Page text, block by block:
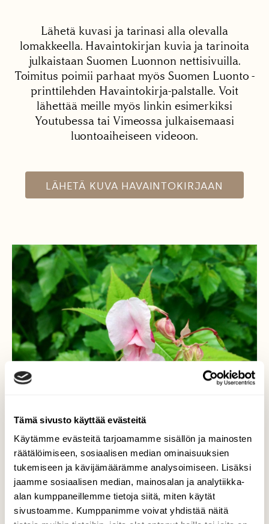
Tämä sivusto käyttää evästeitä
Käytämme evästeitä tarjoamamme sisällön ja mainosten
räätälöimiseen, sosiaalisen median ominaisuuksien
tukemiseen ja kävijämäärämme analysoimiseen. Lisäksi
jaamme sosiaalisen median, mainosalan ja analytiikka-
alan kumppaneillemme tietoja siitä, miten käytät
sivustoamme. Kumppanimme voivat yhdistää näitä
Lähetä kuvasi ja tarinasi alla olevalla
lomakkeella. Havaintokirjan kuvia ja tarinoita
julkaistaan Suomen Luonnon nettisivuilla.
Toimitus poimii parhaat myös Suomen Luonto -
printtilehden Havaintokirja-palstalle. Voit
lähettää meille myös linkin esimerkiksi
Youtubessa tai Vimeossa julkaisemaasi
luontoaiheiseen videoon.
LÄHETÄ KUVA HAVAINTOKIRJAAN